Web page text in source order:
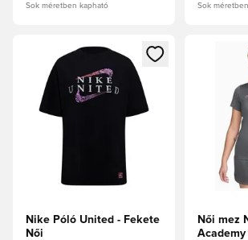
Sok méretben kapható Sok
Megnyit egy modált a
Nike Póló United - Fekete
Női
Megnyit
Női mez
Academy